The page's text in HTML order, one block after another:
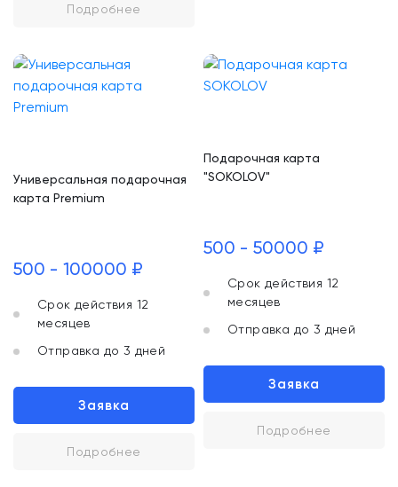
Подробнее
Универсальная подарочная
карта Premium
500 - 100000 ₽
Срок действия 12
месяцев
Отправка до 3 дней
Заявка
Подробнее
Подарочная карта
"SOKOLOV"
500 - 50000 ₽
Срок действия 12
месяцев
Отправка до 3 дней
Заявка
Подробнее